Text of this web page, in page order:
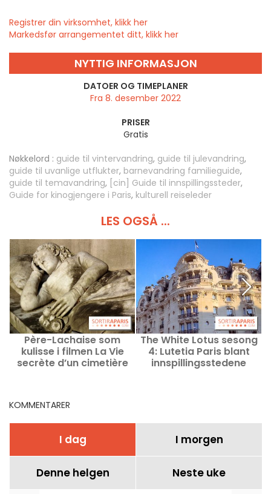
Registrer din virksomhet, klikk her
Markedsfør arrangementet ditt, klikk her
NYTTIG INFORMASJON
DATOER OG TIMEPLANER
Fra 8. desember 2022
PRISER
Gratis
Nøkkelord : guide til vintervandring, guide til julevandring,
guide til uvanlige utflukter, barnevandring familieguide,
guide til temavandring, [cin] Guide til innspillingssteder,
Guide for kinogjengere i Paris, kulturell reiseleder
LES OGSÅ ...
Père-Lachaise som
kulisse i filmen La Vie
secrète d’un cimetière
The White Lotus sesong
4: Lutetia Paris blant
innspillingsstedene
KOMMENTARER
I dag I morgen
Denne helgen Neste uke